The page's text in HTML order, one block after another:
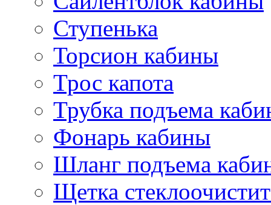
Ступенька
Торсион кабины
Трос капота
Трубка подъема
Фонарь кабины
Шланг подъема
Щетка